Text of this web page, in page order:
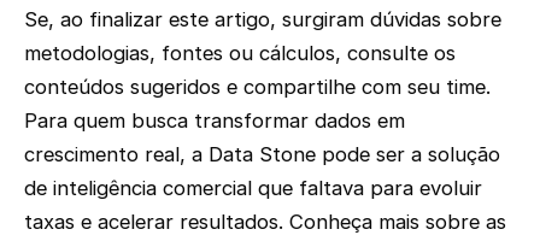
Se, ao finalizar este artigo, surgiram dúvidas sobre
metodologias, fontes ou cálculos, consulte os
conteúdos sugeridos e compartilhe com seu time.
Para quem busca transformar dados em
crescimento real, a Data Stone pode ser a solução
de inteligência comercial que faltava para evoluir
taxas e acelerar resultados. Conheça mais sobre as